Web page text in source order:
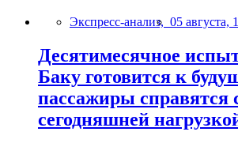
Экспресс-анализ, 05 августа,
Десятимесячное
Баку готовится к
пассажиры справятся
сегодняшней